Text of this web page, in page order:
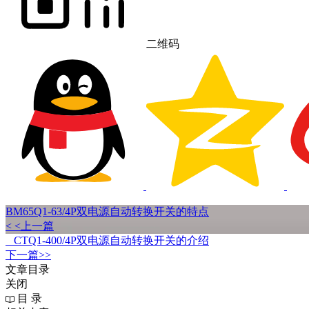
二维码
BM65Q1-63/4P双电源自动转换开关的特点
< <上一篇
CTQ1-400/4P双电源自动转换开关的介绍
下一篇>>
文章目录
关闭
目 录